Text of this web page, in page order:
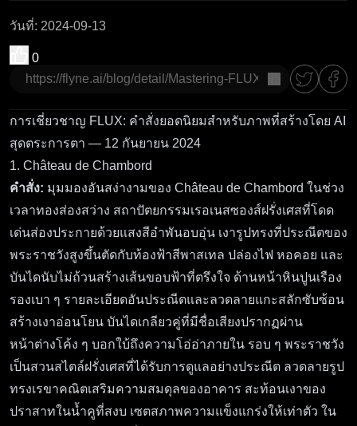
วันที่: 2024-09-13
0
คัดลอก
การเชี่ยวชาญ FLUX: คำสั่งยอดนิยมสำหรับภาพที่สร้างโดย AI
สุดตระการตา — 12 กันยายน 2024
1. Château de Chambord
คำสั่ง: มุมมองอันสง่างามของ Château de Chambord ในช่วง
เวลาทองส่องสว่าง สถาปัตยกรรมเรอเนสซองส์ฝรั่งเศสที่โดด
เด่นส่องประกายด้วยแสงสีอำพันอบอุ่น เงารูปทรงที่ประณีตของ
พระราชวังสูงขึ้นตัดกับท้องฟ้าสีพาสเทล ปล่องไฟ หอคอย และ
บันไดนับไม่ถ้วนสร้างเส้นขอบฟ้าที่ตรึงใจ ด้านหน้าหินปูนเรือง
รองเบา ๆ รายละเอียดอันประณีตและลวดลายแกะสลักซับซ้อน
สร้างเงาอ่อนโยน บันไดเกลียวคู่ที่มีชื่อเสียงปรากฏผ่าน
หน้าต่างโค้ง ๆ บอกใบ้ถึงความโอ่อ่าภายใน รอบ ๆ พระราชวัง
เป็นสวนสไตล์ฝรั่งเศสที่ได้รับการดูแลอย่างประณีต ลวดลายรูป
ทรงเรขาคณิตเสริมความสมดุลของอาคาร สะท้อนเงาของ
ปราสาทในน้ำคูที่สงบ เซตสภาพความแข็งแกร่งให้เท่าตัว ใน